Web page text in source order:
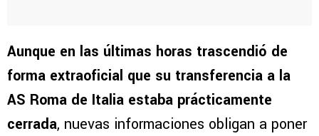
Aunque en las últimas horas trascendió de
forma extraoficial que su transferencia a la
AS Roma de Italia estaba prácticamente
cerrada, nuevas informaciones obligan a poner